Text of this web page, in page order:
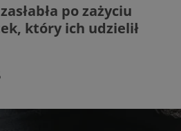
po zażyciu
który ich udzielił